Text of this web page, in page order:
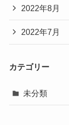
2022年8月
2022年7月
カテゴリー
未分類